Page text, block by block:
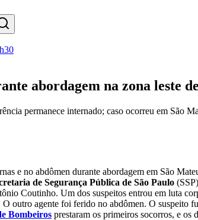
abordagem na zona leste
permanece internado; caso ocorreu em São
e no abdômen durante abordagem em São
de Segurança Pública de São Paulo
Coutinho. Um dos suspeitos entrou em luta
outro agente foi ferido no abdômen. O suspeito
Bombeiros prestaram os primeiros socorros, e